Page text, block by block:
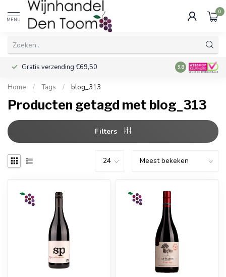
MENU
0
Gratis verzending €69,50 Voor 16:00
9.8
Home / Tags / blog_313
Producten getagd met blog_313
Filters